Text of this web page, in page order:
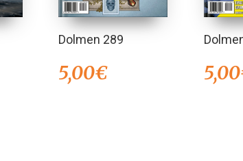
Dolmen 289
5,00€ 5,00